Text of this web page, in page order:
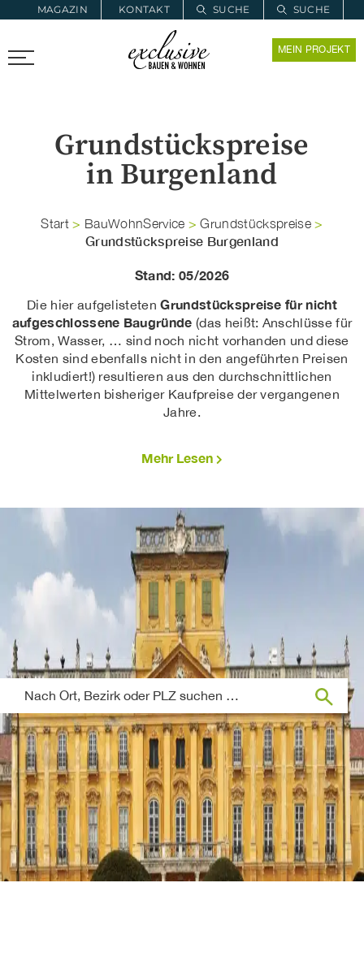
MAGAZIN KONTAKT SUCHE
SUCHE
PROARCHITEC PROINSTALL MEIN PROJEKT
Grundstückspreise
in Burgenland
Start > BauWohnService >Grundstückspreise>
Grundstückspreise Burgenland
Stand: 05/2026
Die hier aufgelistetenGrundstückspreise für nicht
aufgeschlossene Baugründe (das heißt: Anschlüsse für
Strom, Wasser, … sind noch nicht vorhanden und diese
Kosten sind ebenfalls nicht in den angeführten Preisen
inkludiert!) resultieren aus den durchschnittlichen
Mittelwerten bisheriger Kaufpreise der vergangenen
Jahre.
Mehr Lesen